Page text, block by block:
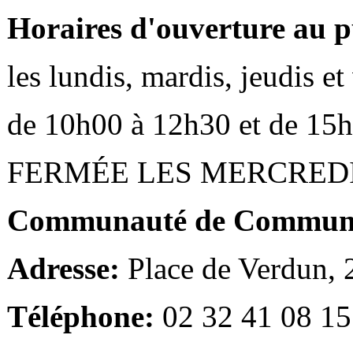
Horaires d'ouverture au
les lundis, mardis, jeudis et
de 10h00 à 12h30 et de
FERMÉE LES
Communauté de
Adresse: Place de Verdun,
Téléphone: 02 32 41 08 15